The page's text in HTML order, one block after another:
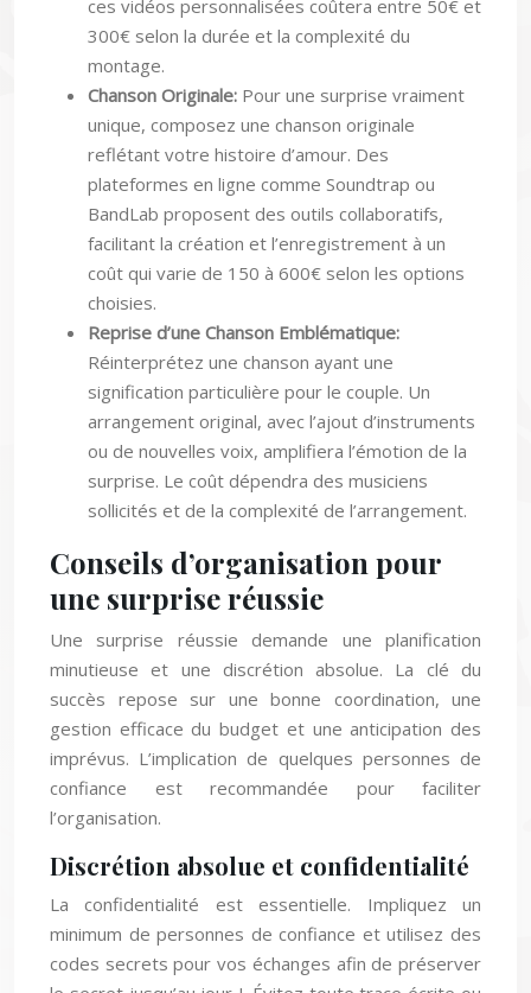
ces vidéos personnalisées coûtera entre 50€ et
300€ selon la durée et la complexité du
montage.
Chanson Originale: Pour une surprise vraiment
unique, composez une chanson originale
reflétant votre histoire d’amour. Des
plateformes en ligne comme Soundtrap ou
BandLab proposent des outils collaboratifs,
facilitant la création et l’enregistrement à un
coût qui varie de 150 à 600€ selon les options
choisies.
Reprise d’une Chanson Emblématique:
Réinterprétez une chanson ayant une
signification particulière pour le couple. Un
arrangement original, avec l’ajout d’instruments
ou de nouvelles voix, amplifiera l’émotion de la
surprise. Le coût dépendra des musiciens
sollicités et de la complexité de l’arrangement.
Conseils d’organisation pour
une surprise réussie
Une surprise réussie demande une planification
minutieuse et une discrétion absolue. La clé du
succès repose sur une bonne coordination, une
gestion efficace du budget et une anticipation des
imprévus. L’implication de quelques personnes de
confiance est recommandée pour faciliter
l’organisation.
Discrétion absolue et confidentialité
La confidentialité est essentielle. Impliquez un
minimum de personnes de confiance et utilisez des
codes secrets pour vos échanges afin de préserver